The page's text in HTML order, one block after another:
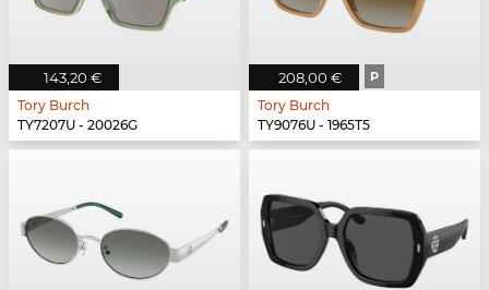
143,20 €
Tory Burch
TY7207U - 20026G
208,00 € P
Tory Burch
TY9076U - 1965T5